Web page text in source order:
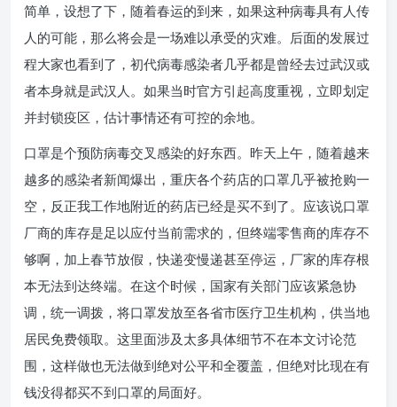
简单，设想了下，随着春运的到来，如果这种病毒具有人传
人的可能，那么将会是一场难以承受的灾难。后面的发展过
程大家也看到了，初代病毒感染者几乎都是曾经去过武汉或
者本身就是武汉人。如果当时官方引起高度重视，立即划定
并封锁疫区，估计事情还有可控的余地。
口罩是个预防病毒交叉感染的好东西。昨天上午，随着越来
越多的感染者新闻爆出，重庆各个药店的口罩几乎被抢购一
空，反正我工作地附近的药店已经是买不到了。应该说口罩
厂商的库存是足以应付当前需求的，但终端零售商的库存不
够啊，加上春节放假，快递变慢递甚至停运，厂家的库存根
本无法到达终端。在这个时候，国家有关部门应该紧急协
调，统一调拨，将口罩发放至各省市医疗卫生机构，供当地
居民免费领取。这里面涉及太多具体细节不在本文讨论范
围，这样做也无法做到绝对公平和全覆盖，但绝对比现在有
钱没得都买不到口罩的局面好。